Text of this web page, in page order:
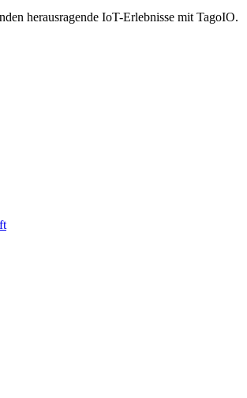
herausragende IoT-Erlebnisse mit TagoIO.